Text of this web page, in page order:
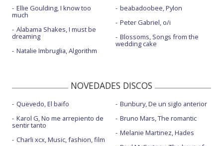
Ellie Goulding, I know too
much
Alabama Shakes, I must be
dreaming
Natalie Imbruglia, Algorithm
beabadoobee, Pylon
Peter Gabriel, o/i
Blossoms, Songs from the
wedding cake
NOVEDADES DISCOS
Quevedo, El baifo
Karol G, No me arrepiento de
sentir tanto
Charli xcx, Music, fashion, film
Bunbury, De un siglo anterior
Bruno Mars, The romantic
Melanie Martinez, Hades